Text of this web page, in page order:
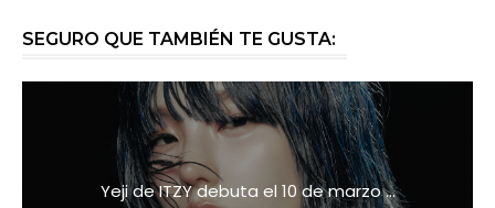
SEGURO QUE TAMBIÉN TE GUSTA:
Yeji de ITZY debuta el 10 de marzo ...